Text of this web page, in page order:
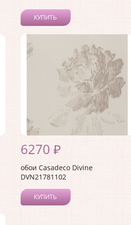
КУПИТЬ
6270 ₽
обои Casadeco Divine
DVN21781102
КУПИТЬ